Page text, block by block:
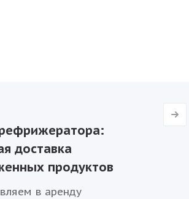
доставка
продуктов
в аренду